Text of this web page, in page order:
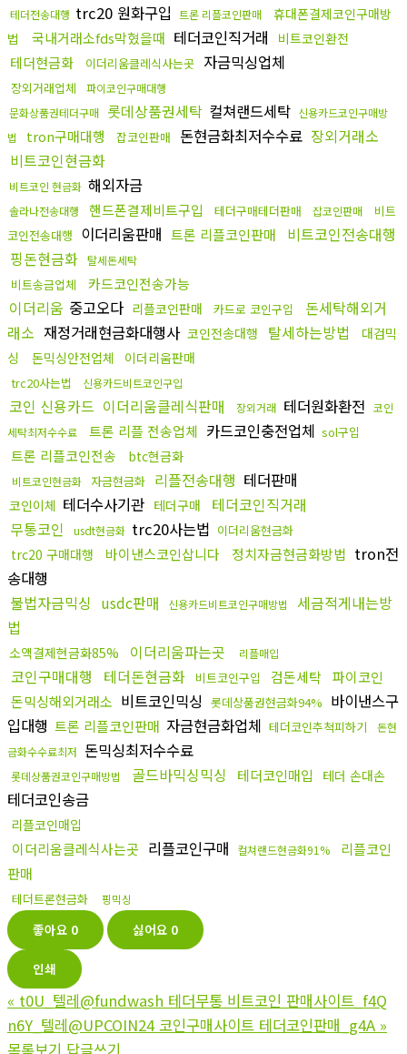
테더전송대행 trc20 원화구입 트론 리플코인판매
휴대폰결제코인구매방
법
국내거래소fds막혔을때 테더코인직거래 비트코인환전
테더현금화 이더리움클레식사는곳 자금믹싱업체
장외거래업체
파이코인구매대행
문화상품권테더구매 롯데상품권세탁 컬쳐랜드세탁 신용카드코인구매방
법
tron구매대행 잡코인판매 돈현금화최저수수료 장외거래소
비트코인현금화
비트코인 현금화 해외자금
솔라나전송대행 핸드폰결제비트구입 테더구매테더판매 잡코인판매
비트
코인전송대행 이더리움판매 트론 리플코인판매
비트코인전송대행
핑돈현금화 탈세돈세탁
비트송금업체 카드코인전송가능
이더리움 중고오다 리플코인판매 카드로 코인구입
돈세탁해외거
래소 재정거래현금화대행사 코인전송대행 탈세하는방법
대검믹
싱
돈믹싱안전업체 이더리움판매
trc20사는법 신용카드비트코인구입
코인 신용카드 이더리움클레식판매 장외거래 테더원화환전 코인
세탁최저수수료
트론 리플 전송업체 카드코인충전업체 sol구입
트론 리플코인전송 btc현금화
비트코인현금화 자금현금화 리플전송대행 테더판매
코인이체 테더수사기관 테더구매
테더코인직거래
무통코인
usdt현금화 trc20사는법 이더리움현금화
trc20 구매대행 바이낸스코인삽니다 정치자금현금화방법 tron전
송대행
불법자금믹싱 usdc판매 신용카드비트코인구매방법
세금적게내는방
법
소액결제현금화85% 이더리움파는곳 리플매입
코인구매대행 테더돈현금화 비트코인구입 검돈세탁 파이코인
돈믹싱해외거래소 비트코인믹싱 롯데상품권현금화94% 바이낸스구
입대행 트론 리플코인판매 자금현금화업체 테더코인추척피하기
돈현
금화수수료최저 돈믹싱최저수수료
롯데상품권코인구매방법 골드바믹싱믹싱 테더코인매입 테더 손대손
테더코인송금
리플코인매입
이더리움클레식사는곳 리플코인구매 컬쳐랜드현금화91%
리플코인
판매
테더트론현금화 핑믹싱
좋아요 0 싫어요 0
인쇄
« t0U_텔레@fundwash 테더무통 비트코인 판매사이트_f4Q
n6Y_텔레@UPCOIN24 코인구매사이트 테더코인판매_g4A »
목록보기 답글쓰기